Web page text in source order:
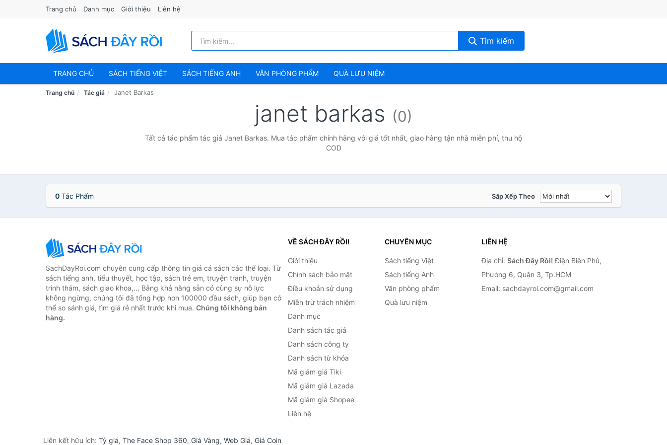
Trang chủ Danh mục Giới thiệu Liên hệ
Tìm kiếm
TRANG CHỦ SÁCH TIẾNG VIỆT SÁCH TIẾNG ANH VĂN PHÒNG PHẨM QUÀ LƯU NIỆM
Trang chủ Tác giả Janet Barkas
janet barkas (0)
Tất cả tác phẩm tác giả Janet Barkas. Mua tác phẩm chính hãng với giá tốt nhất, giao hàng tận nhà miễn phí, thu hộ
COD
0 Tác Phẩm Sắp Xếp Theo
SachDayRoi.com chuyên cung cấp thông tin giá cả sách các thể loại. Từ
sách tiếng anh, tiểu thuyết, học tập, sách trẻ em, truyện tranh, truyện
trinh thám, sách giao khoa,... Bằng khả năng sẵn có cùng sự nỗ lực
không ngừng, chúng tôi đã tổng hợp hơn 100000 đầu sách, giúp bạn có
thể so sánh giá, tìm giá rẻ nhất trước khi mua. Chúng tôi không bán
hàng.
VỀ SÁCH ĐÂY RỒI!
Giới thiệu
Chính sách bảo mật
Điều khoản sử dụng
Miễn trừ trách nhiệm
Danh mục
Danh sách tác giả
Danh sách công ty
Danh sách từ khóa
Mã giảm giá Tiki
Mã giảm giá Lazada
Mã giảm giá Shopee
Liên hệ
CHUYÊN MỤC
Sách tiếng Việt
Sách tiếng Anh
Văn phòng phẩm
Quà lưu niệm
LIÊN HỆ
Địa chỉ: Sách Đây Rồi! Điện Biên Phủ,
Phường 6, Quận 3, Tp.HCM
Email: sachdayroi.com@gmail.com
Liên kết hữu ích: Tỷ giá, The Face Shop 360, Giá Vàng, Web Giá, Giá Coin